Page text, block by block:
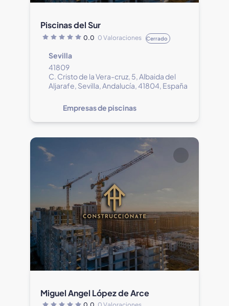
Piscinas del Sur
0.0 0 Valoraciones Cerrado
Sevilla
41809
C. Cristo de la Vera-cruz, 5, Albaida del
Aljarafe, Sevilla, Andalucía, 41804, España
Empresas de piscinas
Miguel Angel López de Arce